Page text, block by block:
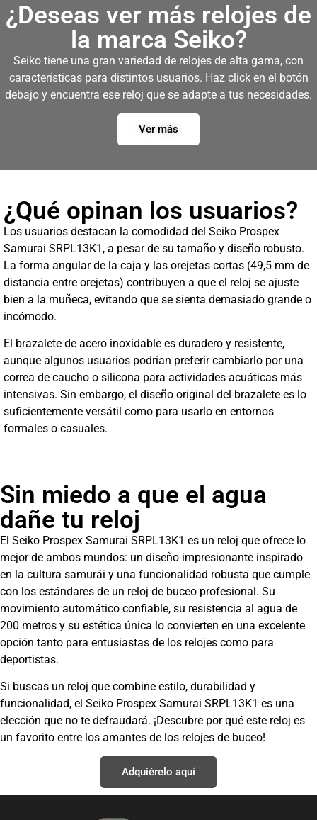
¿Deseas ver más relojes de
la marca Seiko?
Seiko tiene una gran variedad de relojes de alta gama, con
características para distintos usuarios. Haz click en el botón
debajo y encuentra ese reloj que se adapte a tus necesidades.
Ver más
¿Qué opinan los usuarios?
Los usuarios destacan la comodidad del Seiko Prospex
Samurai SRPL13K1, a pesar de su tamaño y diseño robusto.
La forma angular de la caja y las orejetas cortas (49,5 mm de
distancia entre orejetas) contribuyen a que el reloj se ajuste
bien a la muñeca, evitando que se sienta demasiado grande o
incómodo.
El brazalete de acero inoxidable es duradero y resistente,
aunque algunos usuarios podrían preferir cambiarlo por una
correa de caucho o silicona para actividades acuáticas más
intensivas. Sin embargo, el diseño original del brazalete es lo
suficientemente versátil como para usarlo en entornos
formales o casuales.
Sin miedo a que el agua
dañe tu reloj
El Seiko Prospex Samurai SRPL13K1 es un reloj que ofrece lo
mejor de ambos mundos: un diseño impresionante inspirado
en la cultura samurái y una funcionalidad robusta que cumple
con los estándares de un reloj de buceo profesional. Su
movimiento automático confiable, su resistencia al agua de
200 metros y su estética única lo convierten en una excelente
opción tanto para entusiastas de los relojes como para
deportistas.
Si buscas un reloj que combine estilo, durabilidad y
funcionalidad, el Seiko Prospex Samurai SRPL13K1 es una
elección que no te defraudará. ¡Descubre por qué este reloj es
un favorito entre los amantes de los relojes de buceo!
Adquiérelo aquí